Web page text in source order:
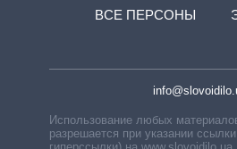
ВСЕ ПЕРСОНЫ
Использование любых
разрешается при указании